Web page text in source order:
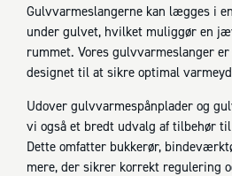
Gulvvarmeslangerne kan lægges i
under gulvet, hvilket muliggør en
rummet. Vores gulvvarmeslanger
designet til at sikre optimal
Udover gulvvarmespånplader og
vi også et bredt udvalg af tilbehør
Dette omfatter bukkerør,
mere, der sikrer korrekt regulering